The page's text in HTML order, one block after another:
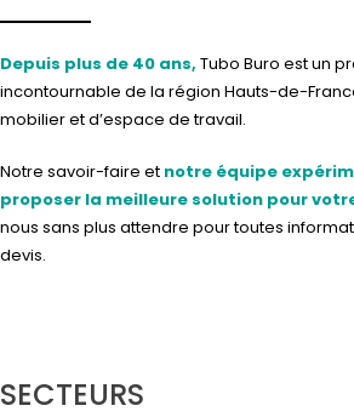
Depuis plus de 40 ans, Tubo Buro est un
incontournable de la région Hauts-de-
mobilier et d’espace de travail.
Notre savoir-faire et notre équipe
proposer la meilleure solution pour
nous sans plus attendre pour toutes
devis.
SECTEURS